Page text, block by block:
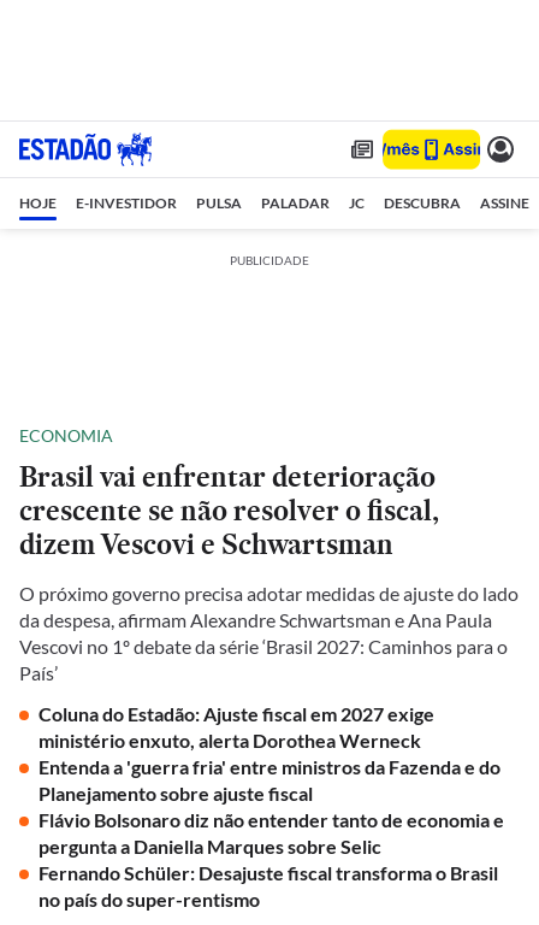
HOJE E-INVESTIDOR PULSA PALADAR JC DESCUBRA ASSINE
PUBLICIDADE
ECONOMIA
Brasil vai enfrentar deterioração
crescente se não resolver o fiscal,
dizem Vescovi e Schwartsman
O próximo governo precisa adotar medidas de ajuste do lado
da despesa, afirmam Alexandre Schwartsman e Ana Paula
Vescovi no 1º debate da série ‘Brasil 2027: Caminhos para o
País’
Coluna do Estadão: Ajuste fiscal em 2027 exige
ministério enxuto, alerta Dorothea Werneck
Entenda a 'guerra fria' entre ministros da Fazenda e do
Planejamento sobre ajuste fiscal
Flávio Bolsonaro diz não entender tanto de economia e
pergunta a Daniella Marques sobre Selic
Fernando Schüler: Desajuste fiscal transforma o Brasil
no país do super-rentismo